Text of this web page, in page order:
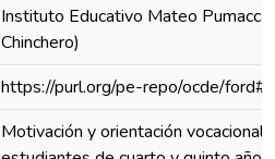
Instituto Educativo Mateo
Chinchero)
https://purl.org/pe-repo/ocde/
Motivación y orientación vocacional